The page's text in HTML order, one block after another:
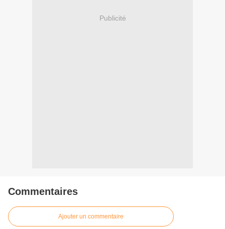
Publicité
Commentaires
Ajouter un commentaire